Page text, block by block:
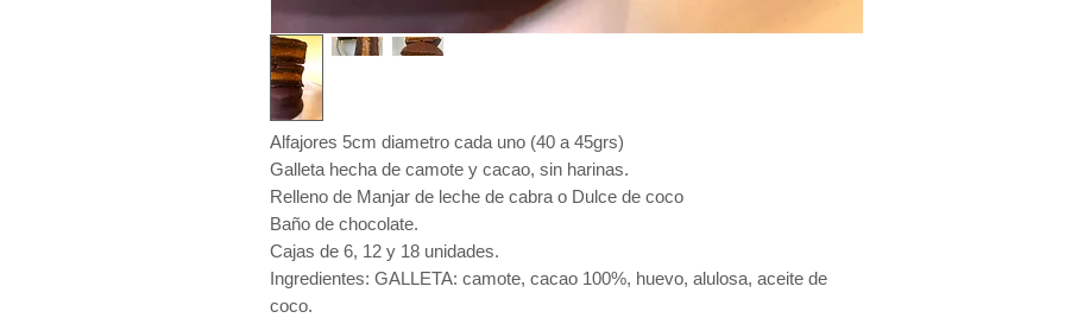
Alfajores 5cm diametro cada uno (40 a 45grs)
Galleta hecha de camote y cacao, sin harinas.
Relleno de Manjar de leche de cabra o Dulce de coco
Baño de chocolate.
Cajas de 6, 12 y 18 unidades.
Ingredientes: GALLETA: camote, cacao 100%, huevo, alulosa, aceite de
coco.